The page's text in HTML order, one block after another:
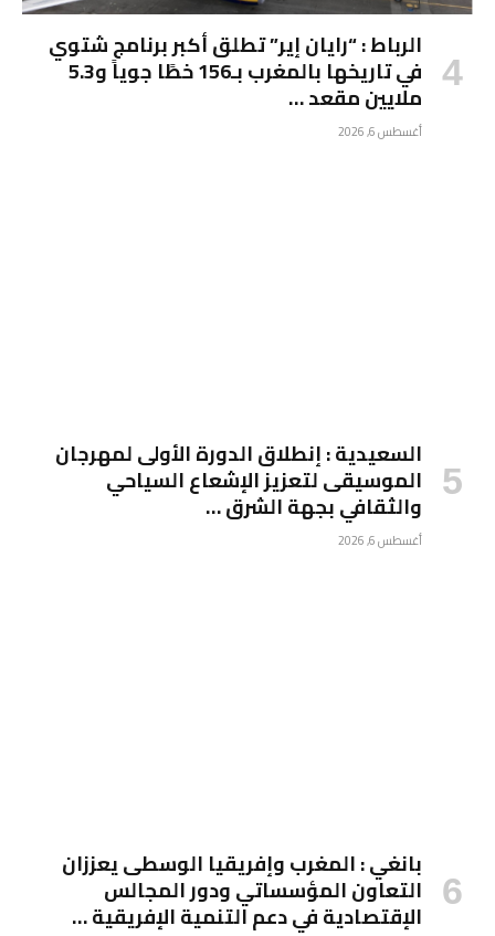
الرباط : “رايان إير” تطلق أكبر برنامج شتوي
في تاريخها بالمغرب بـ156 خطًا جوياً و5.3
ملايين مقعد …
أغسطس 6, 2026
السعيدية : إنطلاق الدورة الأولى لمهرجان
الموسيقى لتعزيز الإشعاع السياحي
والثقافي بجهة الشرق …
أغسطس 6, 2026
بانغي : المغرب وإفريقيا الوسطى يعززان
التعاون المؤسساتي ودور المجالس
الإقتصادية في دعم التنمية الإفريقية …